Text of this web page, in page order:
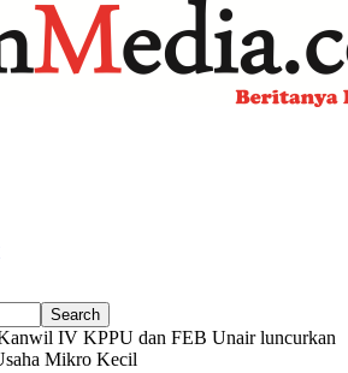
IV KPPU dan FEB Unair luncurkan
Mikro Kecil